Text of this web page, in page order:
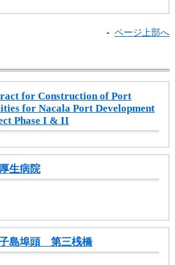
ページ上部へ
for Construction of Port
for Nacala Port Development
Phase I & II
生病院
島埠頭 第三桟橋